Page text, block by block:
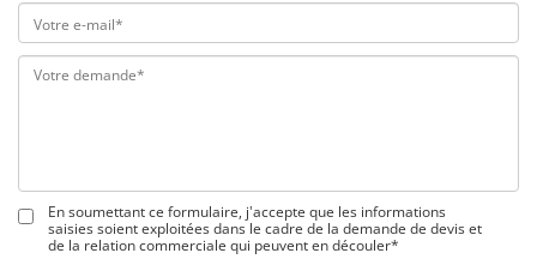
En soumettant ce formulaire, j'accepte que les informations
saisies soient exploitées dans le cadre de la demande de devis et
de la relation commerciale qui peuvent en découler*